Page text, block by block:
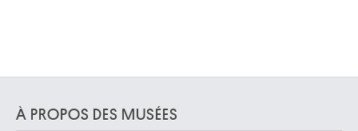
À PROPOS DES MUSÉES